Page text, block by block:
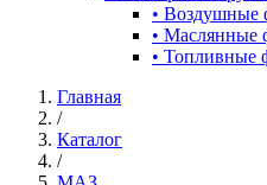
• Воздушные
• Маслянные
• Топливные
Главная
/
Каталог
/